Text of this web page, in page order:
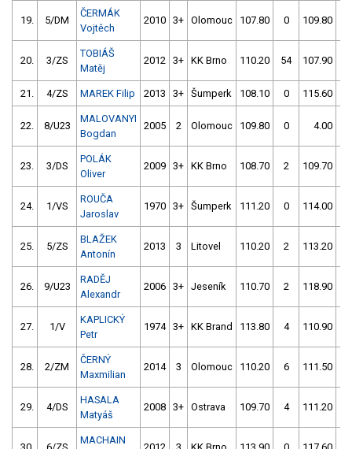
19. 5/DM
ČERMÁK
Vojtěch
2010 3+ Olomouc 107.80 0 109.80
20. 3/ZS
TOBIÁŠ
Matěj
2012 3+ KK Brno 110.20 54 107.90
21. 4/ZS MAREK Filip 2013 3+ Šumperk 108.10 0 115.60
22. 8/U23
MALOVANYI
Bogdan
2005 2 Olomouc 109.80 0 4.00
23. 3/DS
POLÁK
Oliver
2009 3+ KK Brno 108.70 2 109.70
24. 1/VS
ROUČA
Jaroslav
1970 3+ Šumperk 111.20 0 114.00
25. 5/ZS
BLAŽEK
Antonín
2013 3 Litovel 110.20 2 113.20
26. 9/U23
RADĚJ
Alexandr
2006 3+ Jeseník 110.70 2 118.90
27. 1/V
KAPLICKÝ
Petr
1974 3+ KK Brand 113.80 4 110.90
28. 2/ZM
ČERNÝ
Maxmilian
2014 3 Olomouc 110.20 6 111.50
29. 4/DS
HASALA
Matyáš
2008 3+ Ostrava 109.70 4 111.20
MACHAIN